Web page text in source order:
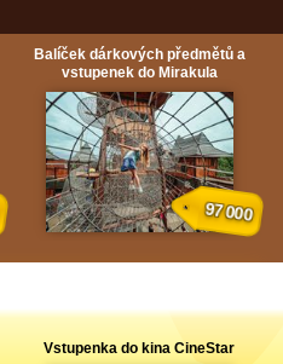
Balíček dárkových předmětů a
vstupenek do Mirakula
97 000
Vstupenka do kina CineStar